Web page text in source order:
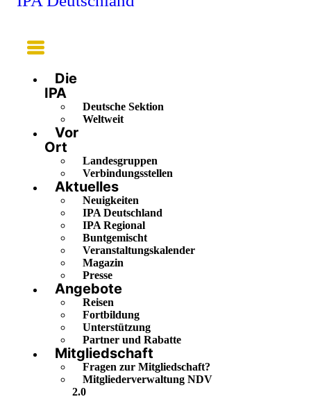
Main
Menu
Die
IPA
Deutsche Sektion
Weltweit
Vor
Ort
Landesgruppen
Verbindungsstellen
Aktuelles
Neuigkeiten
IPA Deutschland
IPA Regional
Buntgemischt
Veranstaltungskalender
Magazin
Presse
Angebote
Reisen
Fortbildung
Unterstützung
Partner und Rabatte
Mitgliedschaft
Fragen zur Mitgliedschaft?
Mitgliederverwaltung NDV
2.0